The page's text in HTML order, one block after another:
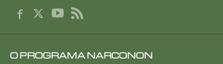
O PROGRAMA NARCONON